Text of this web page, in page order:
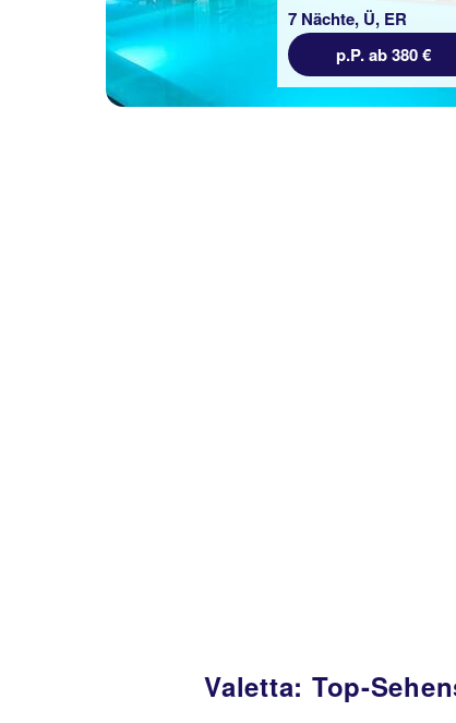
7 Nächte, Ü, ER
p.P. ab 380 €
7 Nächte, Ü, XX
p.P. ab 385 €
Valletta inkl. Flug
Mistral St. Julian’s
Valetta: Top-